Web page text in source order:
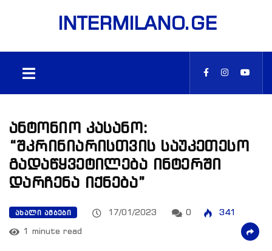
INTERMILANO.GE
ანტონიო კასანო:
“შკრინიარისთვის საუკეთესო
გადაწყვეტილება ინტერში
დარჩენა იქნება”
ᲐᲮᲐᲚᲘ ᲐᲛᲑᲔᲑᲘ 17/01/2023 0
341
1 minute read